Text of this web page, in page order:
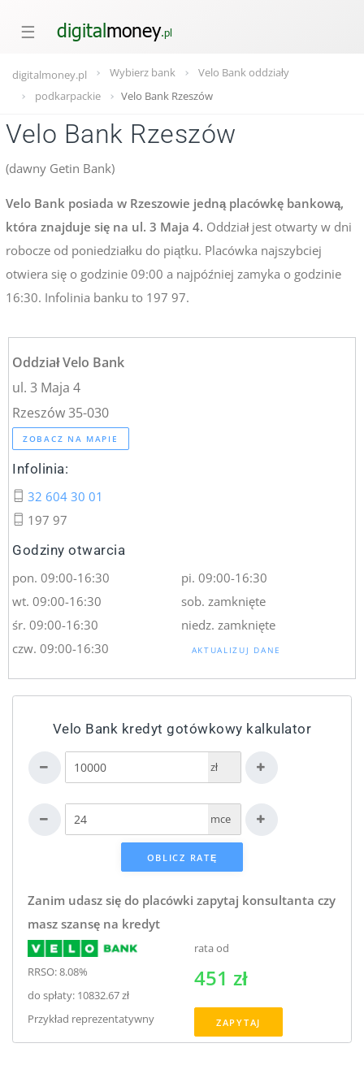
☰
digitalmoney.pl Wybierz bank
Velo Bank oddziały
podkarpackie
Velo Bank Rzeszów
Velo Bank Rzeszów
(dawny Getin Bank)
Velo Bank posiada w Rzeszowie jedną placówkę bankową,
która znajduje się na ul. 3 Maja 4. Oddział jest otwarty w dni
robocze od poniedziałku do piątku. Placówka najszybciej
otwiera się o godzinie 09:00 a najpóźniej zamyka o godzinie
16:30. Infolinia banku to 197 97.
Oddział Velo Bank
ul. 3 Maja 4
Rzeszów 35-030
ZOBACZ NA MAPIE
Infolinia:
32 604 30 01
197 97
Godziny otwarcia
pon. 09:00-16:30
wt. 09:00-16:30
śr. 09:00-16:30
czw. 09:00-16:30
pi. 09:00-16:30
sob. zamknięte
niedz. zamknięte
AKTUALIZUJ DANE
Velo Bank kredyt gotówkowy kalkulator
zł
mce
Zanim udasz się do placówki zapytaj konsultanta czy
masz szansę na kredyt
RRSO: 8.08%
do spłaty: 10832.67 zł
Przykład reprezentatywny
rata od
451 zł
ZAPYTAJ